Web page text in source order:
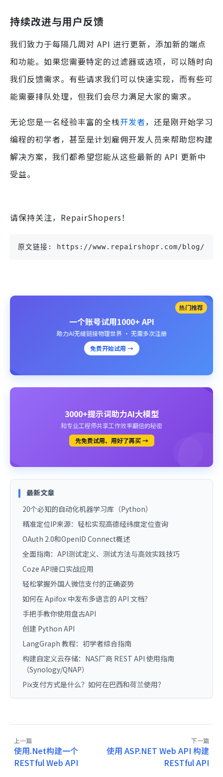
持续改进与用户反馈
我们致力于每隔几周对 API 进行更新，添加新的端点
和功能。如果您需要特定的过滤器或选项，可以随时向
我们反馈需求。有些请求我们可以快速实现，而有些可
能需要排队处理，但我们会尽力满足大家的需求。
无论您是一名经验丰富的全栈开发者，还是刚开始学习
编程的初学者，甚至是计划雇佣开发人员来帮助您构建
解决方案，我们都希望您能从这些最新的 API 更新中
受益。
请保持关注，RepairShopers！
原文链接: https://www.repairshopr.com/blog/
热门推荐
一个账号试用1000+ API
助力AI无缝链接物理世界 · 无需多次注册
免费开始试用 →
3000+提示词助力AI大模型
和专业工程师共享工作效率翻倍的秘密
先免费试用、用好了再买 →
最新文章
20个必知的自动化机器学习库（Python）
精准定位IP来源：轻松实现高德经纬度定位查询
OAuth 2.0和OpenID Connect概述
全面指南：API测试定义、测试方法与高效实践技巧
Coze API接口实战应用
轻松掌握外国人微信支付的正确姿势
如何在 Apifox 中发布多语言的 API 文档？
手把手教你使用盘古API
创建 Python API
LangGraph 教程：初学者综合指南
构建自定义云存储：NAS厂商 REST API 使用指南
（Synology/QNAP）
Pix支付方式是什么？如何在巴西和荷兰使用？
上一篇
使用.Net构建一个
RESTful Web API
下一篇
使用 ASP.NET Web API 构建
RESTful API